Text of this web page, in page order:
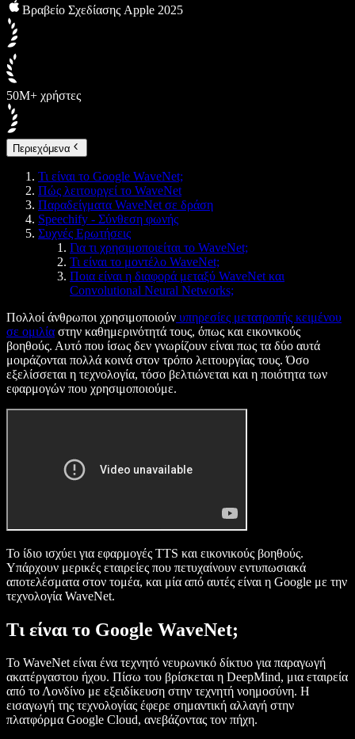
Βραβείο Σχεδίασης Apple 2025
50M+ χρήστες
Περιεχόμενα
Τι είναι το Google WaveNet;
Πώς λειτουργεί το WaveNet
Παραδείγματα WaveNet σε δράση
Speechify - Σύνθεση φωνής
Συχνές Ερωτήσεις
Για τι χρησιμοποιείται το WaveNet;
Τι είναι το μοντέλο WaveNet;
Ποια είναι η διαφορά μεταξύ WaveNet και
Convolutional Neural Networks;
Πολλοί άνθρωποι χρησιμοποιούν υπηρεσίες μετατροπής κειμένου
σε ομιλία στην καθημερινότητά τους, όπως και εικονικούς
βοηθούς. Αυτό που ίσως δεν γνωρίζουν είναι πως τα δύο αυτά
μοιράζονται πολλά κοινά στον τρόπο λειτουργίας τους. Όσο
εξελίσσεται η τεχνολογία, τόσο βελτιώνεται και η ποιότητα των
εφαρμογών που χρησιμοποιούμε.
Το ίδιο ισχύει για εφαρμογές TTS και εικονικούς βοηθούς.
Υπάρχουν μερικές εταιρείες που πετυχαίνουν εντυπωσιακά
αποτελέσματα στον τομέα, και μία από αυτές είναι η Google με την
τεχνολογία WaveNet.
Τι είναι το Google WaveNet;
Το WaveNet είναι ένα τεχνητό νευρωνικό δίκτυο για παραγωγή
ακατέργαστου ήχου. Πίσω του βρίσκεται η DeepMind, μια εταιρεία
από το Λονδίνο με εξειδίκευση στην τεχνητή νοημοσύνη. Η
εισαγωγή της τεχνολογίας έφερε σημαντική αλλαγή στην
πλατφόρμα Google Cloud, ανεβάζοντας τον πήχη.